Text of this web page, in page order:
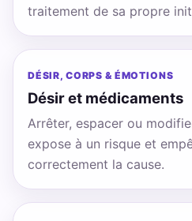
traitement de sa propre
DÉSIR, CORPS & ÉMOTIONS
Désir et médicaments
Arrêter, espacer ou
expose à un risque et
correctement la cause.